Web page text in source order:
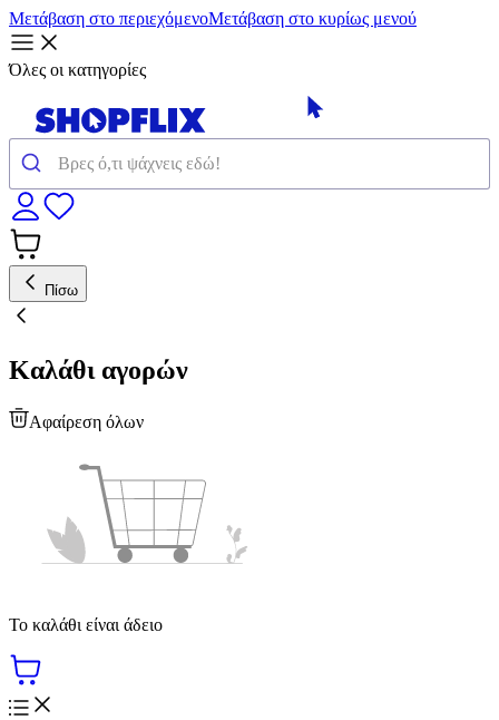
Μετάβαση στο περιεχόμενοΜετάβαση στο κυρίως μενού
Όλες οι κατηγορίες
Πίσω
Καλάθι αγορών
Αφαίρεση όλων
Το καλάθι είναι άδειο